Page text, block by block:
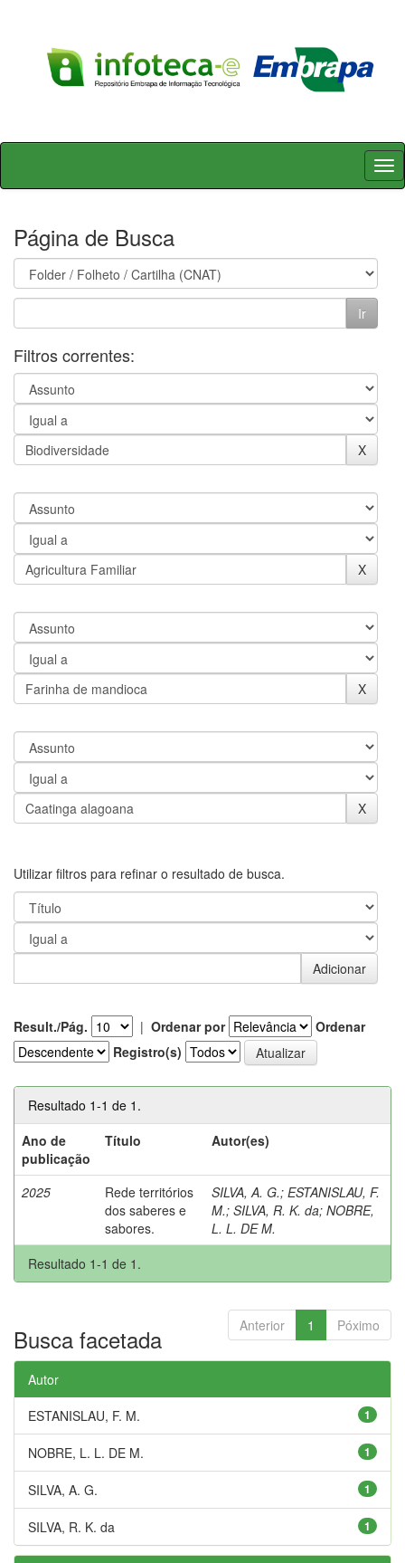
Skip
Página de Busca
Filtros correntes:
Utilizar filtros para refinar o resultado de busca.
Result./Pág. | Ordenar por
Ordenar
Registro(s)
Resultado 1-1 de 1.
Ano de
publicação
Título Autor(es)
2025
Rede territórios
dos saberes e
sabores.
SILVA, A. G.; ESTANISLAU, F.
M.; SILVA, R. K. da; NOBRE,
L. L. DE M.
Resultado 1-1 de 1.
Anterior 1 Póximo
Busca facetada
Autor
1
ESTANISLAU, F. M.
1
NOBRE, L. L. DE M.
1
SILVA, A. G.
1
SILVA, R. K. da